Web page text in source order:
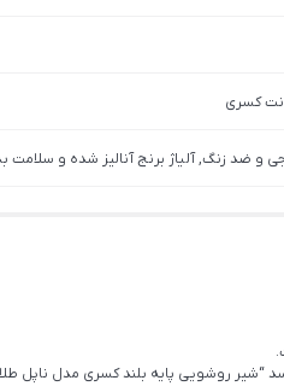
و ضد زنگ, آلیاژ برنج آنالیز شده و سلامت
“شیر روشویی پایه بلند کسری مدل ناپل